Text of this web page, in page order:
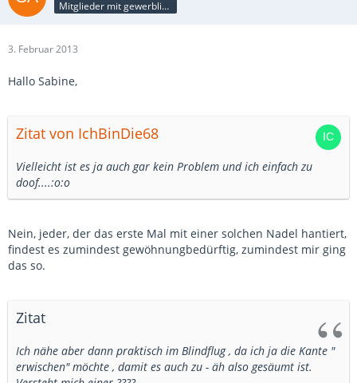
Mitglieder mit gewerblicher Verbindung, auch als Mitarbeiter/in
3. Februar 2013
Hallo Sabine,
Zitat von IchBinDie68
Vielleicht ist es ja auch gar kein Problem und ich einfach zu
doof....:o:o
Nein, jeder, der das erste Mal mit einer solchen Nadel hantiert,
findest es zumindest gewöhnungbedürftig, zumindest mir ging
das so.
Zitat
Ich nähe aber dann praktisch im Blindflug , da ich ja die Kante "
erwischen" möchte , damit es auch zu - äh also gesäumt ist.